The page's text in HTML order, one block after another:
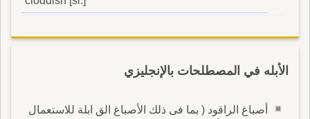
الأبله في المصطلحات بالإنجليزي
أصباغ الراقود ( بما فى ذلك الأصباغ الق ابلة للاستعمال